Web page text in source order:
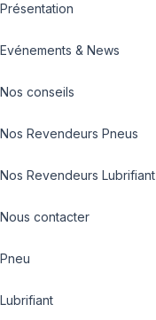
Présentation
Evénements & News
Nos conseils
Nos Revendeurs Pneus
Nos Revendeurs Lubrifiant
Nous contacter
Pneu
Lubrifiant